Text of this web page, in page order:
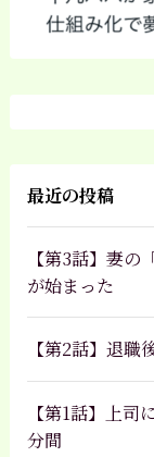
最近の投稿
【第3話】妻
が始まった
【第2話】退職
【第1話】上
分間